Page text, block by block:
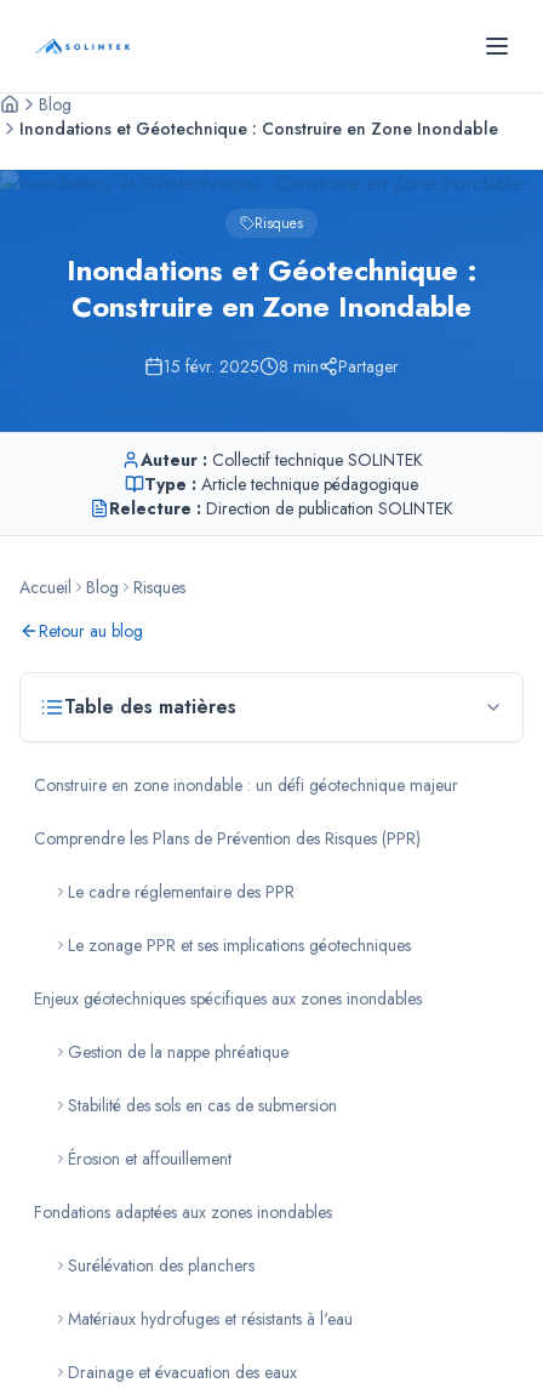
SOLINTEK- Bureau d'études géotechniques
Blog
Inondations et Géotechnique : Construire en Zone Inondable
Risques
Inondations et Géotechnique :
Construire en Zone Inondable
15 févr. 2025 8 min Partager
Auteur : Collectif technique SOLINTEK
Type : Article technique pédagogique
Relecture : Direction de publication SOLINTEK
Accueil Blog
Risques
Retour au blog
Table des matières
Construire en zone inondable : un défi géotechnique majeur
Comprendre les Plans de Prévention des Risques (PPR)
Le cadre réglementaire des PPR
Le zonage PPR et ses implications géotechniques
Enjeux géotechniques spécifiques aux zones inondables
Gestion de la nappe phréatique
Stabilité des sols en cas de submersion
Érosion et affouillement
Fondations adaptées aux zones inondables
Surélévation des planchers
Matériaux hydrofuges et résistants à l'eau
Drainage et évacuation des eaux